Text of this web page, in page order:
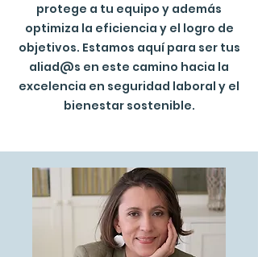
protege a tu equipo y además
optimiza la eficiencia y el logro de
objetivos. Estamos aquí para ser tus
aliad@s en este camino hacia la
excelencia en seguridad laboral y el
bienestar sostenible.